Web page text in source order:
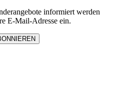
informiert werden
E-Mail-Adresse ein.